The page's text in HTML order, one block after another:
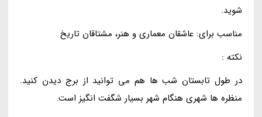
شوید.
مناسب برای: عاشقان معماری و هنر، مشتاقان تاریخ
نکته :
در طول تابستان شب ها هم می توانید از برج دیدن کنید.
منظره ها شهری هنگام شهر بسیار شگفت انگیز است.